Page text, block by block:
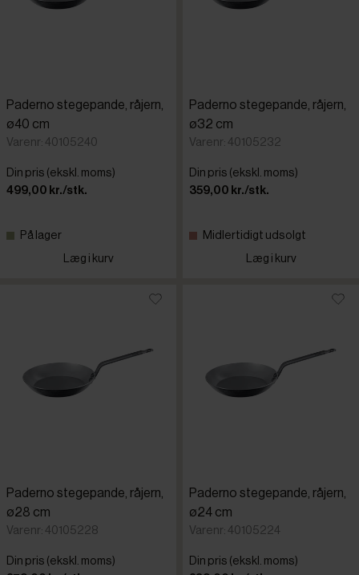
Paderno stegepande, råjern,
ø40 cm
Varenr: 40105240
Din pris (ekskl. moms)
499,00 kr./stk.
På lager
Læg i kurv
Paderno stegepande, råjern,
ø32 cm
Varenr: 40105232
Din pris (ekskl. moms)
359,00 kr./stk.
Midlertidigt udsolgt
Læg i kurv
Paderno stegepande, råjern,
ø28 cm
Varenr: 40105228
Din pris (ekskl. moms)
Paderno stegepande, råjern,
ø24 cm
Varenr: 40105224
Din pris (ekskl. moms)